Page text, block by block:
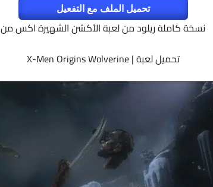
تحميل الملف مع التفعيل
نسخة كاملة ريلود من لعبة الأكشن الشهيرة اكس من
تحميل لعبة | X-Men Origins Wolverine